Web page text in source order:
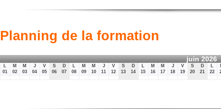
Planning de la formation
juin 2026
01
M
02
M
03
J
04
V
05
S
06
D
07
08
M
09
M
10
J
11
V
12
S
13
D
14
15
M
16
M
17
J
18
V
19
S
20
D
21
22